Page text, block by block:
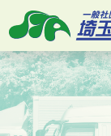
ン
テ
ン
ツ
へ